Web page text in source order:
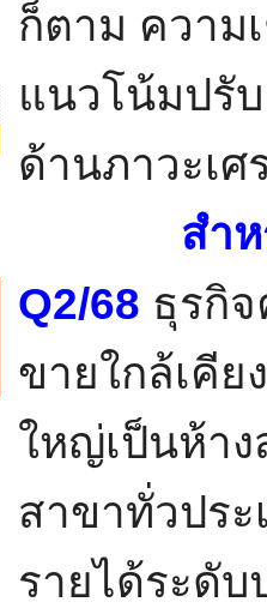
ก็ตาม ความ
แนวโน้มปรั
ด้านภาวะเ
สำ
Q2/68 ธุรกิ
ขายใกล้เคีย
ใหญ่เป็นห้า
สาขาทั่วปร
รายได้ระดั